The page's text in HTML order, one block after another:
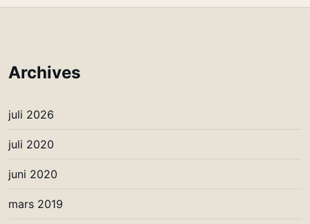
Archives
juli 2026
juli 2020
juni 2020
mars 2019